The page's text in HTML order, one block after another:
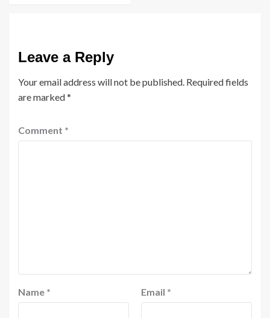
Leave a Reply
Your email address will not be published. Required fields
are marked*
Comment *
Name * Email *